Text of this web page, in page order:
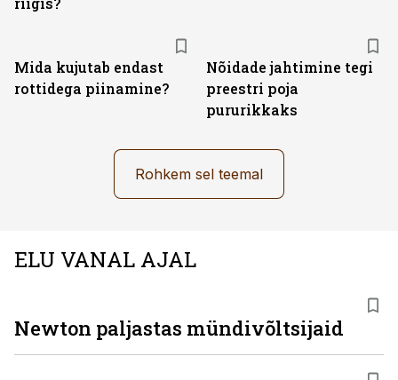
Mida kujutab endast
rottidega piinamine?
Nõidade jahtimine tegi
preestri poja
pururikkaks
Rohkem sel teemal
ELU VANAL AJAL
Newton paljastas mündivõltsijaid